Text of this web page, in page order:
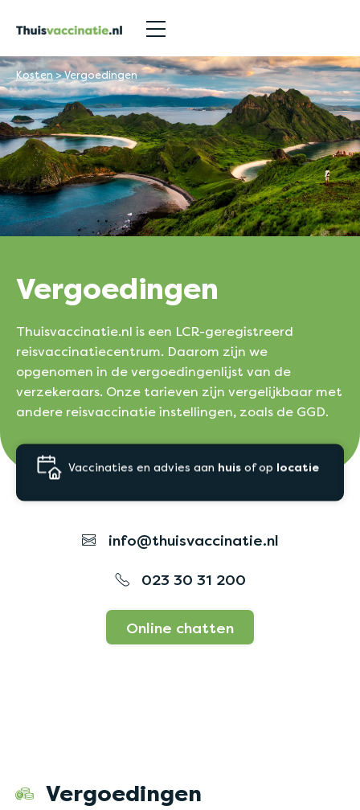
Kosten>Vergoedingen
Vergoedingen
Thuisvaccinatie.nl is een LCR-geregistreerd
reisvaccinatiecentrum. Daarom zijn we
opgenomen in de vergoedingenlijst van de
verzekeraars. Onze tarieven zijn vergelijkbaar met
andere reisvaccinatie instellingen, zoals de GGD.
Vaccinaties en advies aan huis of op locatie
info@thuisvaccinatie.nl
023 30 31 200
Online chatten
Vergoedingen